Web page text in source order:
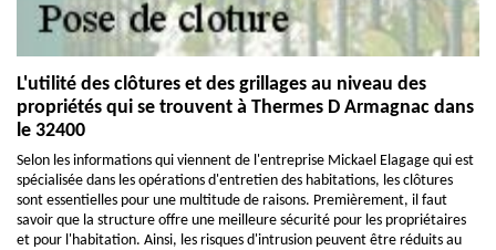
L'utilité des clôtures et des grillages au niveau des
propriétés qui se trouvent à Thermes D Armagnac dans
le 32400
Selon les informations qui viennent de l'entreprise Mickael Elagage qui est
spécialisée dans les opérations d'entretien des habitations, les clôtures
sont essentielles pour une multitude de raisons. Premièrement, il faut
savoir que la structure offre une meilleure sécurité pour les propriétaires
et pour l'habitation. Ainsi, les risques d'intrusion peuvent être réduits au